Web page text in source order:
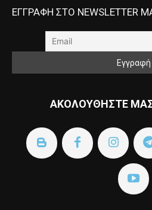
ΕΓΓΡΑΦΗ ΣΤΟ NEWSLETTER
ΑΚΟΛΟΥΘΗΣΤΕ ΜΑΣ